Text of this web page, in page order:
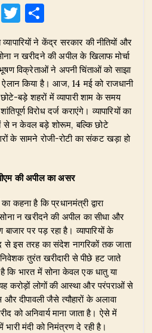
T T
w
it
te
r
h
ar
e
ने केंद्र सरकार की नीतियों और
न खरीदने की अपील के खिलाफ मोर्चा
विक्रेताओं ने अपनी चिंताओं को साझा
किया है। आज, 14 मई को राजधानी
बड़े शहरों में व्यापारी शाम के समय
विरोध दर्ज कराएंगे। व्यापारियों का
से न केवल बड़े शोरूम, बल्कि छोटे
के सामने रोजी-रोटी का संकट खड़ा हो
की अपील का असर
कहना है कि प्रधानमंत्री द्वारा
न खरीदने की अपील का सीधा और
पर पड़ रहा है। व्यापारियों के
इस तरह का संदेश नागरिकों तक जाता
तुरंत खरीदारी से पीछे हट जाते
है कि भारत में सोना केवल एक धातु या
करोड़ों लोगों की आस्था और परंपराओं से
दीपावली जैसे त्यौहारों के अलावा
को अनिवार्य माना जाता है। ऐसे में
मंदी को निमंत्रण दे रही है।